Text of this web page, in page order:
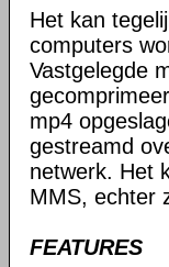
Het kan
computers
Vastgelegde
mp4
gestreamd
netwerk. Het
MMS, echter
FEATURES